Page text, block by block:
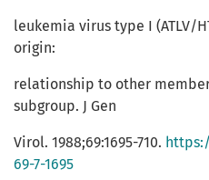
leukemia virus type I (ATLV/
origin:
relationship to other
subgroup. J Gen
Virol. 1988;69:1695-710.
69-7-1695